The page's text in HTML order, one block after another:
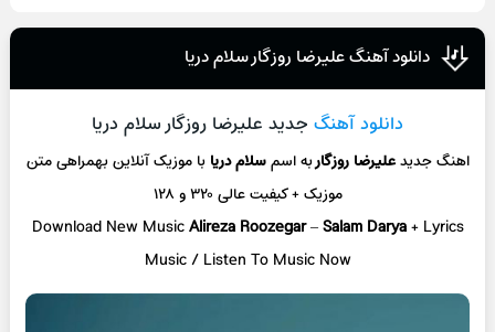
دانلود آهنگ علیرضا روزگار سلام دریا
دانلود آهنگ جدید علیرضا روزگار سلام دریا
اهنگ جدیدعلیرضا روزگاربه اسمسلام دریابا موزیک آنلاینبهمراهی متن
موزیک + کیفیت عالی ۳۲۰ و ۱۲۸
Download New MusicAlireza Roozegar–Salam Darya+ Lyrics
Music / Listen To Music Now